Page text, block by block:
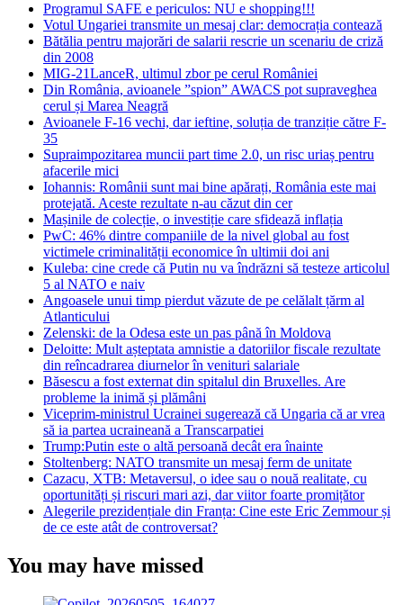
Programul SAFE e periculos: NU e shopping!!!
Votul Ungariei transmite un mesaj clar: democrația contează
Bătălia pentru majorări de salarii rescrie un scenariu de criză
din 2008
MIG-21LanceR, ultimul zbor pe cerul României
Din România, avioanele ”spion” AWACS pot supraveghea
cerul și Marea Neagră
Avioanele F-16 vechi, dar ieftine, soluția de tranziție către F-
35
Supraimpozitarea muncii part time 2.0, un risc uriaș pentru
afacerile mici
Iohannis: Românii sunt mai bine apărați, România este mai
protejată. Aceste rezultate n-au căzut din cer
Mașinile de colecție, o investiție care sfidează inflația
PwC: 46% dintre companiile de la nivel global au fost
victimele criminalității economice în ultimii doi ani
Kuleba: cine crede că Putin nu va îndrăzni să testeze articolul
5 al NATO e naiv
Angoasele unui timp pierdut văzute de pe celălalt țărm al
Atlanticului
Zelenski: de la Odesa este un pas până în Moldova
Deloitte: Mult așteptata amnistie a datoriilor fiscale rezultate
din reîncadrarea diurnelor în venituri salariale
Băsescu a fost externat din spitalul din Bruxelles. Are
probleme la inimă și plămâni
Viceprim-ministrul Ucrainei sugerează că Ungaria că ar vrea
să ia partea ucraineană a Transcarpatiei
Trump:Putin este o altă persoană decât era înainte
Stoltenberg: NATO transmite un mesaj ferm de unitate
Cazacu, XTB: Metaversul, o idee sau o nouă realitate, cu
oportunități și riscuri mari azi, dar viitor foarte promițător
Alegerile prezidențiale din Franța: Cine este Eric Zemmour și
de ce este atât de controversat?
You may have missed